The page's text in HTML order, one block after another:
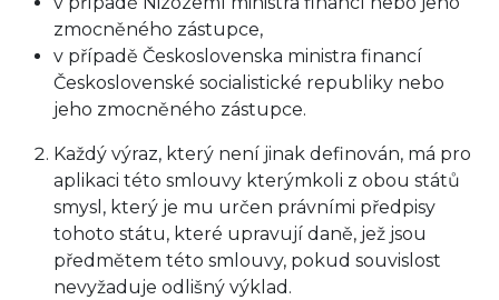
zmocněného zástupce,
v případě Československa ministra financí
Československé socialistické republiky nebo
jeho zmocněného zástupce.
Každý výraz, který není jinak definován, má pro
aplikaci této smlouvy kterýmkoli z obou států
smysl, který je mu určen právními předpisy
tohoto státu, které upravují daně, jež jsou
předmětem této smlouvy, pokud souvislost
nevyžaduje odlišný výklad.